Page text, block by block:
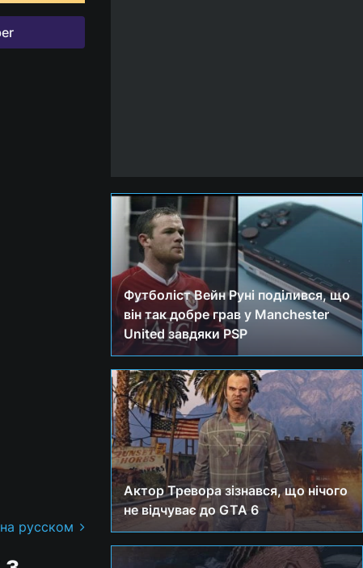
русском
Футболіст Вейн Руні поділився, що
він так добре грав у Manchester
United завдяки PSP
Актор Тревора зізнався, що нічого
не відчуває до GTA 6